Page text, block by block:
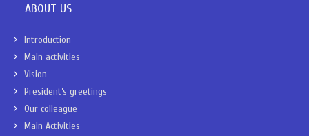
ABOUT US
Introduction
Main activities
Vision
President’s greetings
Our colleague
Main Activities